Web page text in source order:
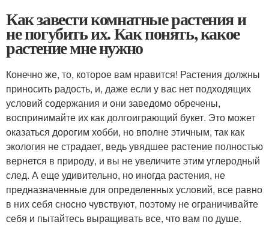
Как завести комнатные растения и
не погубить их. Как понять, какое
растение мне нужно
Конечно же, то, которое вам нравится! Растения должны
приносить радость, и, даже если у вас нет подходящих
условий содержания и они заведомо обречены,
воспринимайте их как долгоиграющий букет. Это может
оказаться дорогим хобби, но вполне этичным, так как
экология не страдает, ведь увядшее растение полностью
вернется в природу, и вы не увеличите этим углеродный
след. А еще удивительно, но иногда растения, не
предназначенные для определенных условий, все равно
в них себя сносно чувствуют, поэтому не ограничивайте
себя и пытайтесь выращивать все, что вам по душе.